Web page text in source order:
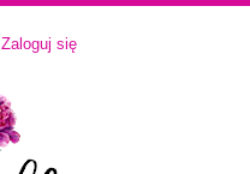
Zaloguj się